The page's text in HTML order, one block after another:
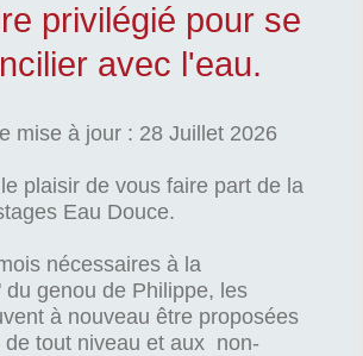
privilégié pour se
avec l'eau.
mise à jour : 28 Juillet 2026
plaisir de vous faire part de la
Eau Douce.
nécessaires à la
du genou de Philippe, les
à nouveau être proposées
de tout niveau et aux non-